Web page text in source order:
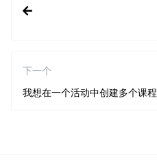
下一个
我想在一个活动中创建多个课程